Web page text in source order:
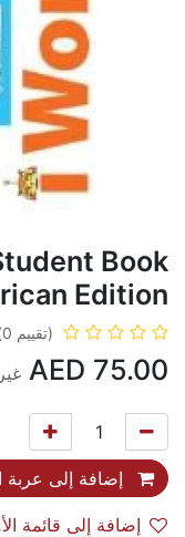
Book
Edition
(تقييم 0)
75.00
إضافة إلى عربة
إضافة إلى قائمة